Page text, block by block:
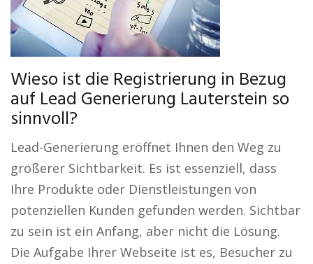
Wieso ist die Registrierung in Bezug
auf Lead Generierung Lauterstein so
sinnvoll?
Lead-Generierung eröffnet Ihnen den Weg zu
größerer Sichtbarkeit. Es ist essenziell, dass
Ihre Produkte oder Dienstleistungen von
potenziellen Kunden gefunden werden. Sichtbar
zu sein ist ein Anfang, aber nicht die Lösung.
Die Aufgabe Ihrer Webseite ist es, Besucher zu